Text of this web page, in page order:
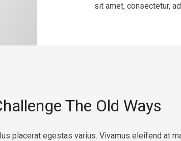
sit amet, consectetur,
The Old Ways
placerat egestas varius. Vivamus eleifend at